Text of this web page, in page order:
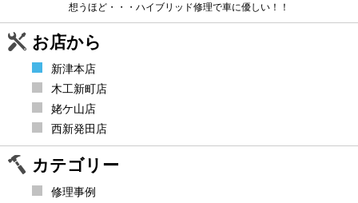
想うほど・・・ハイブリッド修理で車に優しい！！
お店から
新津本店
木工新町店
姥ケ山店
西新発田店
カテゴリー
修理事例